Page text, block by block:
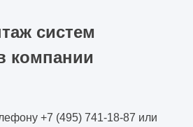
систем
компании
+7 (495) 741-18-87 или